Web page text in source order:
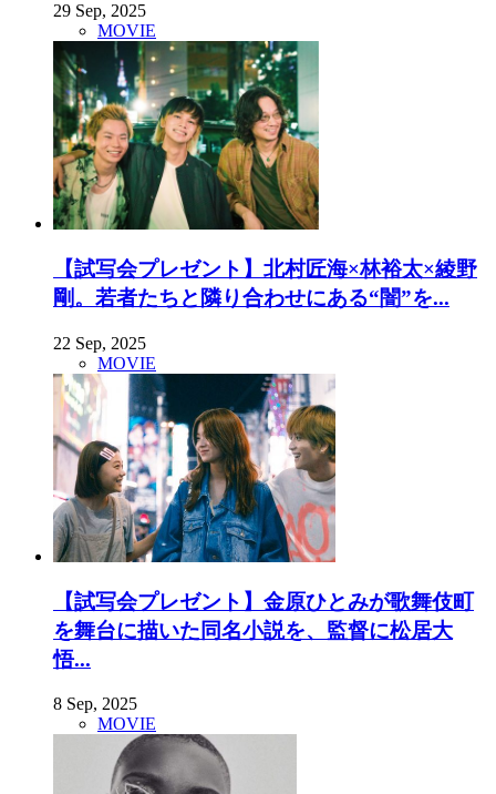
29 Sep, 2025
MOVIE
【試写会プレゼント】北村匠海×林裕太×綾野
剛。若者たちと隣り合わせにある“闇”を...
22 Sep, 2025
MOVIE
【試写会プレゼント】金原ひとみが歌舞伎町
を舞台に描いた同名小説を、監督に松居大
悟...
8 Sep, 2025
MOVIE